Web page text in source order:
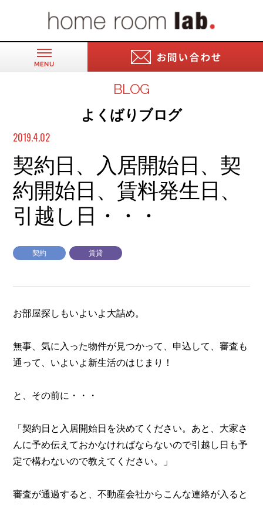
BLOG
よくばりブログ
2019.4.02
契約日、入居開始日、契
約開始日、賃料発生日、
引越し日・・・
契約 賃貸
お部屋探しもいよいよ大詰め。
無事、気に入った物件が見つかって、申込して、審査も
通って、いよいよ新生活のはじまり！
と、その前に・・・
「契約日と入居開始日を決めてください。あと、大家さ
んに予め伝えておかなければならないので引越し日も予
定で構わないので教えてください。」
審査が通過すると、不動産会社からこんな連絡が入ると